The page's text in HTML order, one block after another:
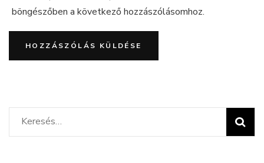
böngészőben a következő hozzászólásomhoz.
Keresés: